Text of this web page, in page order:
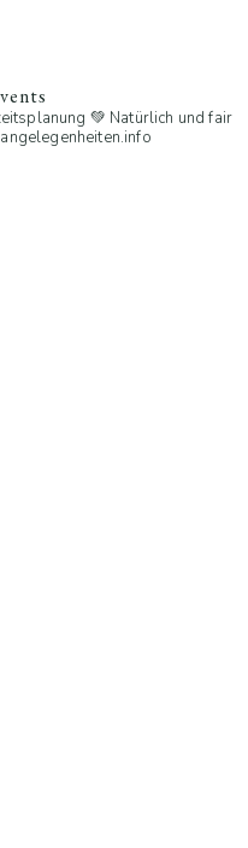
💚 Natürlich und fair